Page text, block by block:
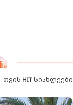
თვის HIT სიახლეები